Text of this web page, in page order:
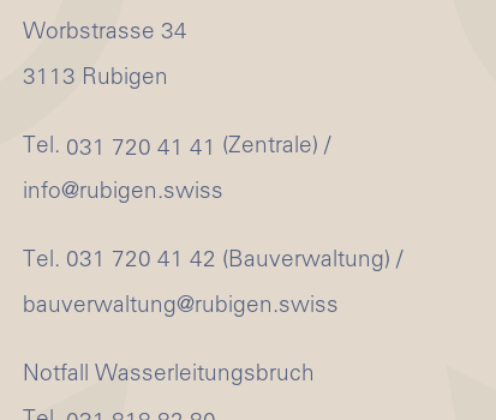
Worbstrasse 34
3113 Rubigen
Tel. 031 720 41 41 (Zentrale) /
info@rubigen.swiss
Tel. 031 720 41 42 (Bauverwaltung) /
bauverwaltung@rubigen.swiss
Notfall Wasserleitungsbruch